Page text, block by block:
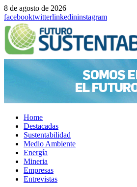
8 de agosto de 2026
facebooktwitterlinkedininstagram
Home
Destacadas
Sustentabilidad
Medio Ambiente
Energía
Mineria
Empresas
Entrevistas